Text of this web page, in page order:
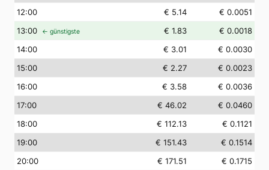
12:00 € 5.14
€ 0.0051
13:00 ← günstigste € 1.83
€ 0.0018
14:00 € 3.01
€ 0.0030
15:00 € 2.27
€ 0.0023
16:00 € 3.58
€ 0.0036
17:00 € 46.02
€ 0.0460
18:00 € 112.13
€ 0.1121
19:00 € 151.43
€ 0.1514
20:00 € 171.51
€ 0.1715